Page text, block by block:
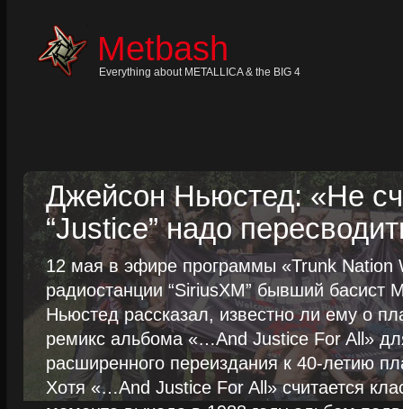
Metbash
Everything about METALLICA & the BIG 4
Джейсон Ньюстед: «Не
“Justice” надо
12 мая в эфире программы «Trunk Nation
радиостанции “SiriusXM” бывший басист
Ньюстед рассказал, известно ли ему о
ремикс альбома «…And Justice For All»
расширенного переиздания к 40-летию
Хотя «…And Justice For All» считается